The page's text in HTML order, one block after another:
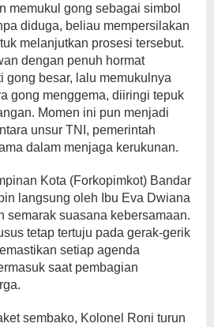
memukul gong sebagai simbol
diduga, beliau mempersilakan
melanjutkan prosesi tersebut.
dengan penuh hormat
gong besar, lalu memukulnya
gong menggema, diiringi tepuk
Momen ini pun menjadi
unsur TNI, pemerintah
dalam menjaga kerukunan.
Kota (Forkopimkot) Bandar
langsung oleh Ibu Eva Dwiana
semarak suasana kebersamaan.
tetap tertuju pada gerak-gerik
setiap agenda
saat pembagian
sembako, Kolonel Roni turun